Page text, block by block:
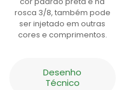
rosca 3/8, também pode
ser injetado em outras
cores e comprimentos.
Desenho
Técnico